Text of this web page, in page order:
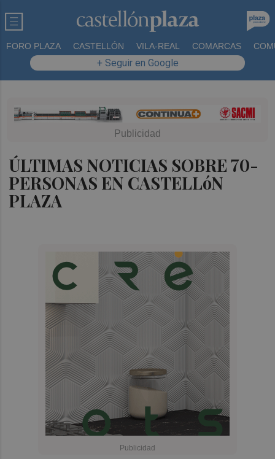
FORO PLAZA CASTELLÓN VILA-REAL COMARCAS
+ Seguir en Google
ÚLTIMAS NOTICIAS SOBRE 70-
PERSONAS EN CASTELLóN
PLAZA